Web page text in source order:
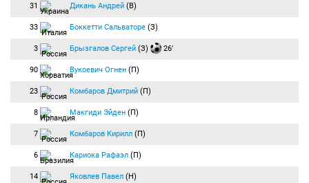
31 Дикань Андрей (В)
33 Боккетти Сальваторе (З)
3 Брызгалов Сергей (З) 26′
90 Вукоевич Огнен (П)
23 Комбаров Дмитрий (П)
8 Макгиди Эйден (П)
7 Комбаров Кирилл (П)
6 Кариока Рафаэл (П)
14 Яковлев Павел (Н)